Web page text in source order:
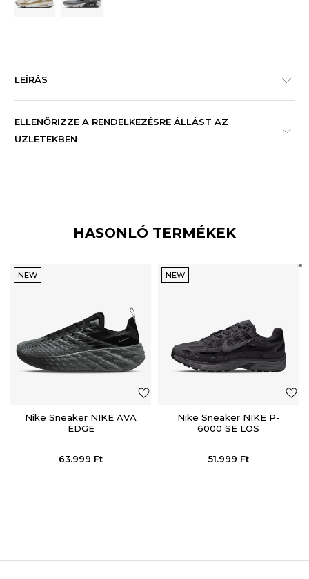
LEÍRÁS
ELLENŐRIZZE A RENDELKEZÉSRE ÁLLÁST AZ
ÜZLETEKBEN
HASONLÓ TERMÉKEK
NEW
Nike Sneaker NIKE AVA
EDGE
63.999 Ft
NEW
Nike Sneaker NIKE P-
6000 SE LOS
51.999 Ft